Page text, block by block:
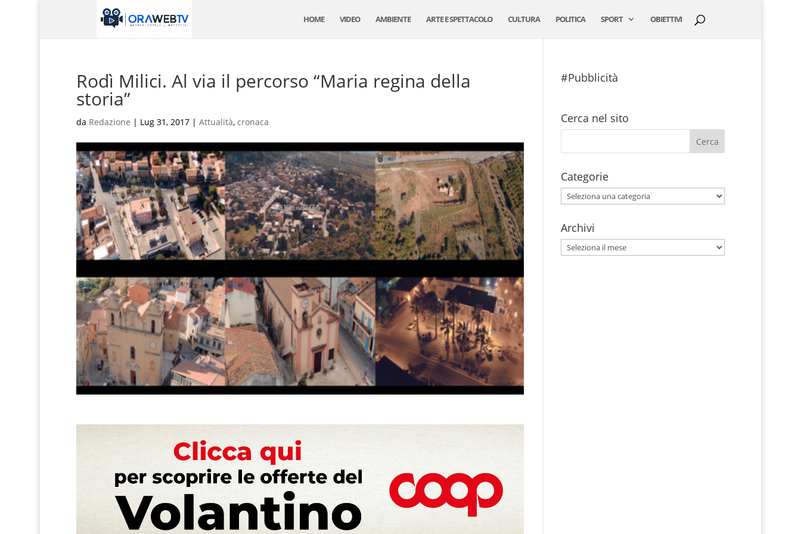
HOME VIDEO AMBIENTE ARTE E SPETTACOLO CULTURA POLITICA SPORT OBIETTIVI
Rodì Milici. Al via il percorso “Maria regina della
storia”
da Redazione | Lug 31, 2017| Attualità, cronaca
#Pubblicità
Cerca nel sito
Categorie
Categorie
Archivi
Archivi